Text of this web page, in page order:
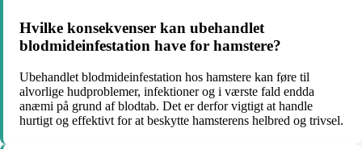
Hvilke konsekvenser kan ubehandlet
blodmideinfestation have for hamstere?
Ubehandlet blodmideinfestation hos hamstere kan føre til
alvorlige hudproblemer, infektioner og i værste fald endda
anæmi på grund af blodtab. Det er derfor vigtigt at handle
hurtigt og effektivt for at beskytte hamsterens helbred og trivsel.